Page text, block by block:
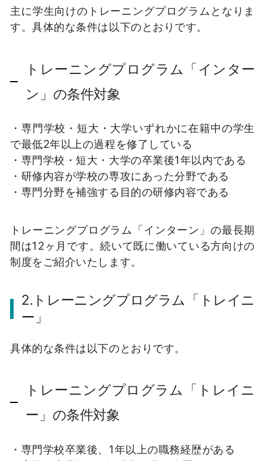
主に学生向けのトレーニングプログラムとなりま
す。具体的な条件は以下のとおりです。
トレーニングプログラム「インター
ン」の条件対象
・専門学校・短大・大学いずれかに在籍中の学生
で最低2年以上の過程を修了している
・専門学校・短大・大学の卒業後1年以内である
・研修内容が学校の専攻にあった分野である
・専門分野を補強する目的の研修内容である
トレーニングプログラム「インターン」の最長期
間は12ヶ月です。続いて既に働いている方向けの
制度をご紹介いたします。
2.トレーニングプログラム「トレイニ
ー」
具体的な条件は以下のとおりです。
トレーニングプログラム「トレイニ
ー」の条件対象
・専門学校卒業後、1年以上の職務経歴がある